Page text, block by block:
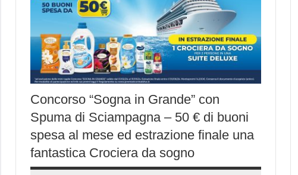
Concorso “Sogna in Grande” con
Spuma di Sciampagna – 50 € di buoni
spesa al mese ed estrazione finale una
fantastica Crociera da sogno